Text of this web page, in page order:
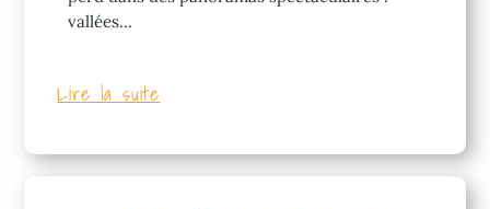
vallées…
Lire la suite